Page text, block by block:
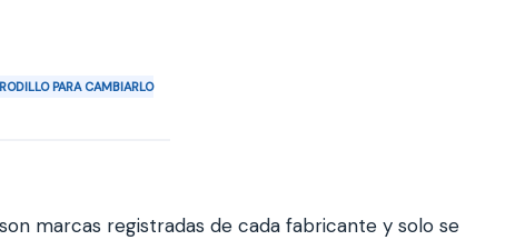
PARA CAMBIARLO
marcas registradas de cada fabricante y solo se